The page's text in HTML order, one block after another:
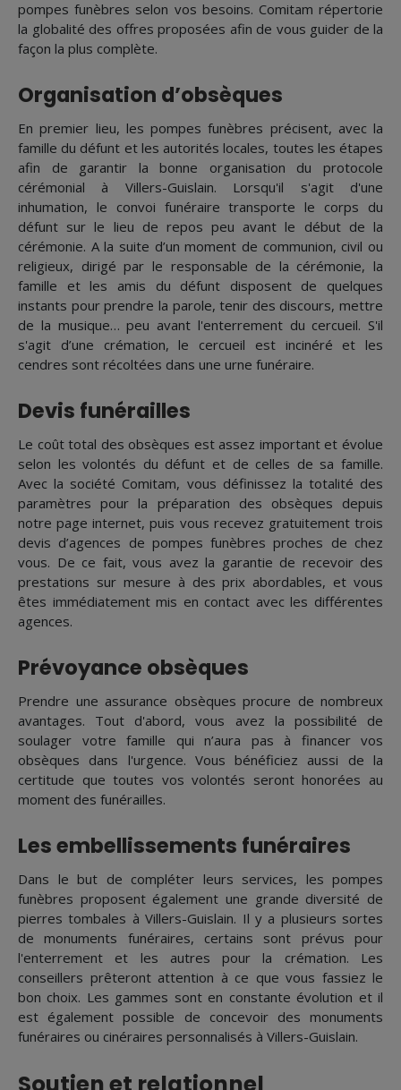
pompes funèbres selon vos besoins. Comitam répertorie
la globalité des offres proposées afin de vous guider de la
façon la plus complète.
Organisation d’obsèques
En premier lieu, les pompes funèbres précisent, avec la
famille du défunt et les autorités locales, toutes les étapes
afin de garantir la bonne organisation du protocole
cérémonial à Villers-Guislain. Lorsqu'il s'agit d'une
inhumation, le convoi funéraire transporte le corps du
défunt sur le lieu de repos peu avant le début de la
cérémonie. A la suite d’un moment de communion, civil ou
religieux, dirigé par le responsable de la cérémonie, la
famille et les amis du défunt disposent de quelques
instants pour prendre la parole, tenir des discours, mettre
de la musique… peu avant l'enterrement du cercueil. S'il
s'agit d’une crémation, le cercueil est incinéré et les
cendres sont récoltées dans une urne funéraire.
Devis funérailles
Le coût total des obsèques est assez important et évolue
selon les volontés du défunt et de celles de sa famille.
Avec la société Comitam, vous définissez la totalité des
paramètres pour la préparation des obsèques depuis
notre page internet, puis vous recevez gratuitement trois
devis d’agences de pompes funèbres proches de chez
vous. De ce fait, vous avez la garantie de recevoir des
prestations sur mesure à des prix abordables, et vous
êtes immédiatement mis en contact avec les différentes
agences.
Prévoyance obsèques
Prendre une assurance obsèques procure de nombreux
avantages. Tout d'abord, vous avez la possibilité de
soulager votre famille qui n’aura pas à financer vos
obsèques dans l'urgence. Vous bénéficiez aussi de la
certitude que toutes vos volontés seront honorées au
moment des funérailles.
Les embellissements funéraires
Dans le but de compléter leurs services, les pompes
funèbres proposent également une grande diversité de
pierres tombales à Villers-Guislain. Il y a plusieurs sortes
de monuments funéraires, certains sont prévus pour
l'enterrement et les autres pour la crémation. Les
conseillers prêteront attention à ce que vous fassiez le
bon choix. Les gammes sont en constante évolution et il
est également possible de concevoir des monuments
funéraires ou cinéraires personnalisés à Villers-Guislain.